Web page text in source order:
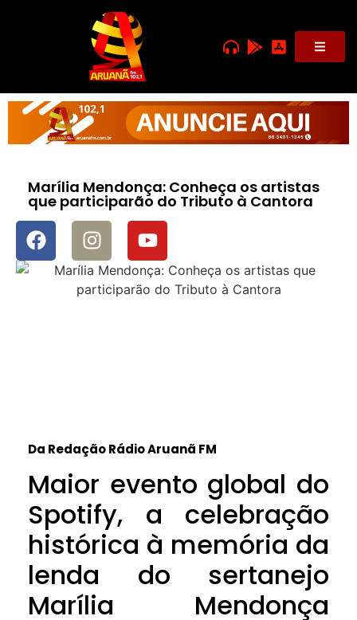
Marília Mendonça: Conheça os artistas
que participarão do Tributo à Cantora
Da Redação Rádio Aruanã FM
Maior evento global do
Spotify, a celebração
histórica à memória da
lenda do sertanejo
Marília Mendonça